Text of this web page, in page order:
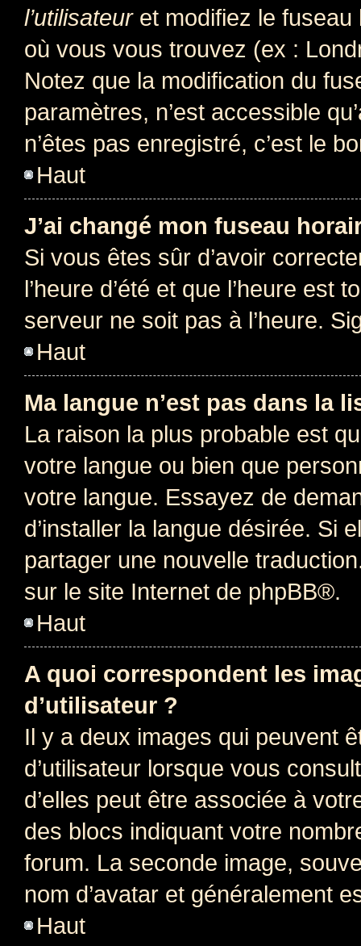
l’utilisateuret modifiez le fuseau
où vous vous trouvez (ex :
Notez que la modification du
paramètres, n’est accessible
n’êtes pas enregistré, c’est le
Haut
J’ai changé mon fuseau
Si vous êtes sûr d’avoir
l’heure d’été et que l’heure est
serveur ne soit pas à l’heure.
Haut
Ma langue n’est pas dans la
La raison la plus probable est
votre langue ou bien que
votre langue. Essayez de
d’installer la langue désirée. Si
partager une nouvelle
sur le site Internet de phpBB®.
Haut
A quoi correspondent les
d’utilisateur ?
Il y a deux images qui peuvent
d’utilisateur lorsque vous
d’elles peut être associée à
des blocs indiquant votre
forum. La seconde image,
nom d’avatar et généralement
Haut